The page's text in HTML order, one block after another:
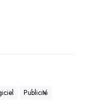
Publicité